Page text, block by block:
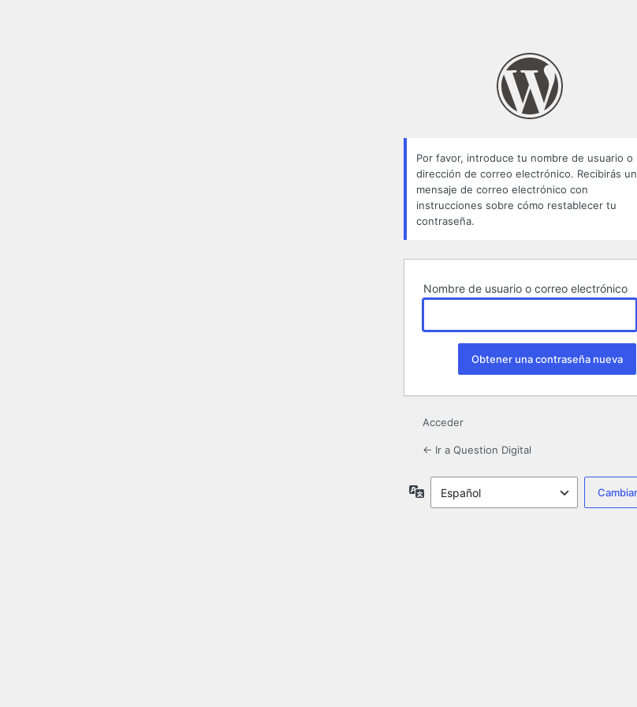
Por favor, introduce tu nombre de usuario o
dirección de correo electrónico. Recibirás un
mensaje de correo electrónico con
instrucciones sobre cómo restablecer tu
contraseña.
Nombre de usuario o correo electrónico
Acceder
← Ir a Question Digital
Idioma